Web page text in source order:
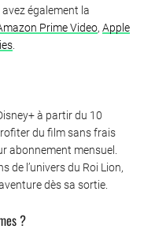
également la
Prime Video, Apple
à partir du 10
du film sans frais
abonnement mensuel.
de l’univers du Roi Lion,
dès sa sortie.
?